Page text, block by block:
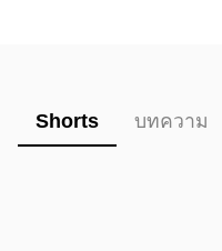
Shorts บทความ